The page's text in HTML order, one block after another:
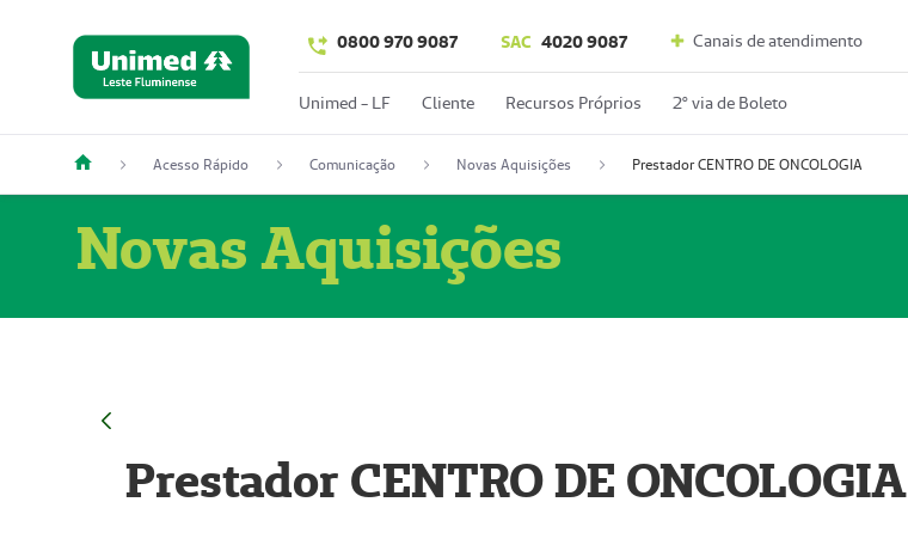
0800 970 9087 SAC 4020 9087 Canais de atendimento
Unimed - LF Cliente Recursos Próprios 2º via de Boleto
Acesso Rápido Comunicação Novas Aquisições Prestador CENTRO DE ONCOLOGIA
Novas Aquisições
Prestador CENTRO DE ONCOLOGIA